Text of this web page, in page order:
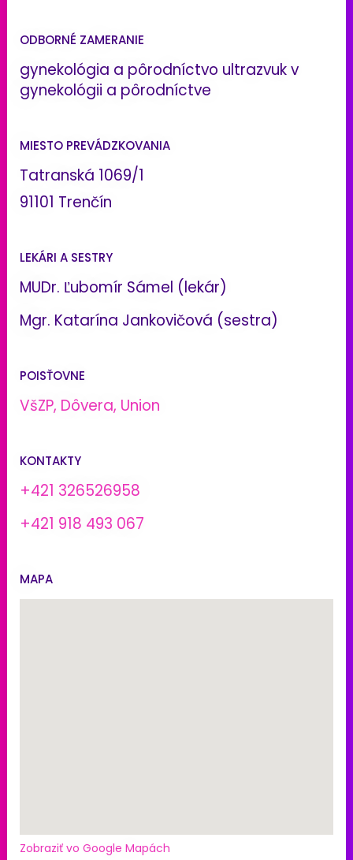
ODBORNÉ ZAMERANIE
gynekológia a pôrodníctvo ultrazvuk v
gynekológii a pôrodníctve
MIESTO PREVÁDZKOVANIA
Tatranská 1069/1
91101 Trenčín
LEKÁRI A SESTRY
MUDr. Ľubomír Sámel (lekár)
Mgr. Katarína Jankovičová (sestra)
POISŤOVNE
VšZP, Dôvera, Union
KONTAKTY
+421 326526958
+421 918 493 067
MAPA
Zobraziť vo Google Mapách